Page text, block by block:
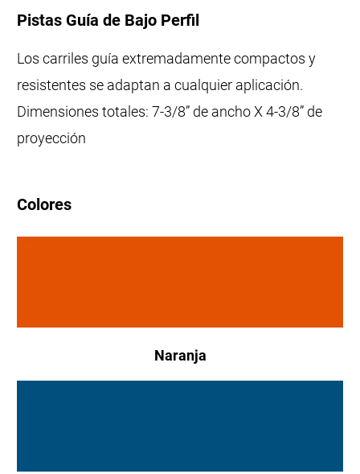
Pistas Guía de Bajo Perfil
Los carriles guía extremadamente compactos y
resistentes se adaptan a cualquier aplicación.
Dimensiones totales: 7-3/8” de ancho X 4-3/8” de
proyección
Colores
Naranja